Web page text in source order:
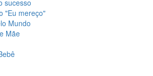
sucesso
"Eu mereço"
Mundo
Mãe